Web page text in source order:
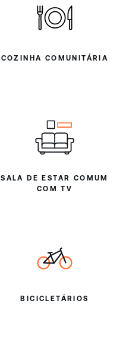
COZINHA COMUNITÁRIA
SALA DE ESTAR COMUM
COM TV
BICICLETÁRIOS